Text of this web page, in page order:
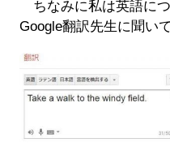
ちなみに私は英語につ
Google翻訳先生に聞い